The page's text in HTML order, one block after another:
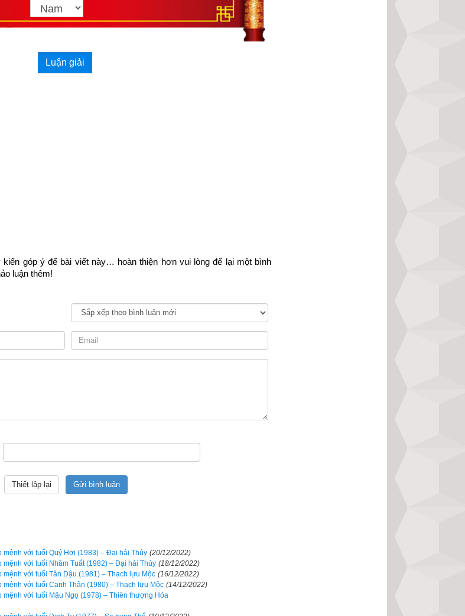
bởi mỗi khi có cuộc gọi đến là một lần sóng cao tần kích hoạt
thoại di động của bạn, từ đó kích hoạt năng lượng của từng con số
năng lượng và có tính ngũ hành riêng sẽ có tác dụng bổ cứu cân
cơ thể bạn nếu biết chọn đúng. Ngược lại nếu chọn nhầm sẽ
giúp, còn người giàu có nhỏ là do cần kiệm, siêng năng làm việc và
tích cóp từng cái nhỏ để dần cải biến vận mệnh của mình cho tốt
Luận giải
góp ý để bài viết này… hoàn thiện hơn vui lòng để lại một bình
luận thêm!
với tuổi Quý Hợi (1983) – Đại hải Thủy (20/12/2022)
với tuổi Nhâm Tuất (1982) – Đại hải Thủy (18/12/2022)
với tuổi Tân Dậu (1981) – Thạch lựu Mộc (16/12/2022)
với tuổi Canh Thân (1980) – Thạch lựu Mộc (14/12/2022)
với tuổi Mậu Ngọ (1978) – Thiên thượng Hỏa